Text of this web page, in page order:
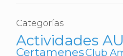
Categorías
Actividades
CertamenesClub